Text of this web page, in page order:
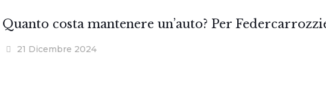
Quanto costa mantenere un’auto? Per
21 Dicembre 2024